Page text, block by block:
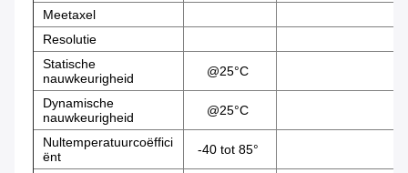
Meetaxel
Resolutie
Statische
nauwkeurigheid
@25°C
Dynamische
nauwkeurigheid
@25°C
Nultemperatuurcoëffici
ënt
-40 tot 85°